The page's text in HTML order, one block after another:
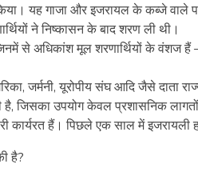
यह गाजा और इजरायल के कब्जे वाले
ने निष्कासन के बाद शरण ली थी।
से अधिकांश मूल शरणार्थियों के वंशज
जर्मनी, यूरोपीय संघ आदि जैसे दाता
है, जिसका उपयोग केवल प्रशासनिक
कार्यरत हैं। पिछले एक साल में इजरायली
है?